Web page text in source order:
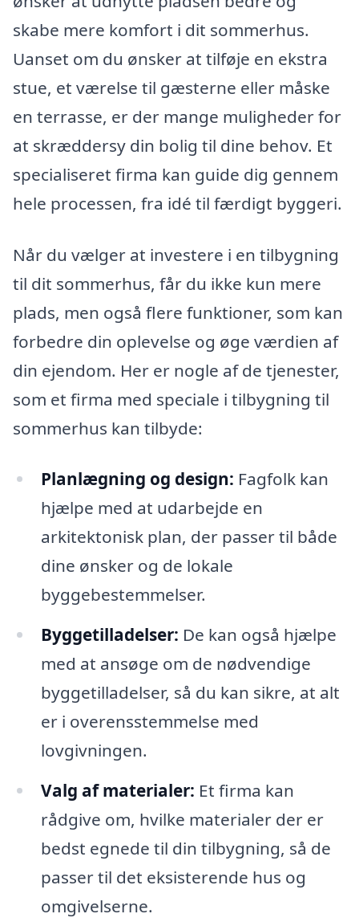
skabe mere komfort i dit sommerhus.
Uanset om du ønsker at tilføje en ekstra
stue, et værelse til gæsterne eller måske
en terrasse, er der mange muligheder for
at skræddersy din bolig til dine behov. Et
specialiseret firma kan guide dig gennem
hele processen, fra idé til færdigt byggeri.
Når du vælger at investere i en tilbygning
til dit sommerhus, får du ikke kun mere
plads, men også flere funktioner, som kan
forbedre din oplevelse og øge værdien af
din ejendom. Her er nogle af de tjenester,
som et firma med speciale i tilbygning til
sommerhus kan tilbyde:
Planlægning og design: Fagfolk kan
hjælpe med at udarbejde en
arkitektonisk plan, der passer til både
dine ønsker og de lokale
byggebestemmelser.
Byggetilladelser: De kan også hjælpe
med at ansøge om de nødvendige
byggetilladelser, så du kan sikre, at alt
er i overensstemmelse med
lovgivningen.
Valg af materialer: Et firma kan
rådgive om, hvilke materialer der er
bedst egnede til din tilbygning, så de
passer til det eksisterende hus og
omgivelserne.